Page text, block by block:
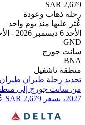
وعودة
منذ يوم واحد